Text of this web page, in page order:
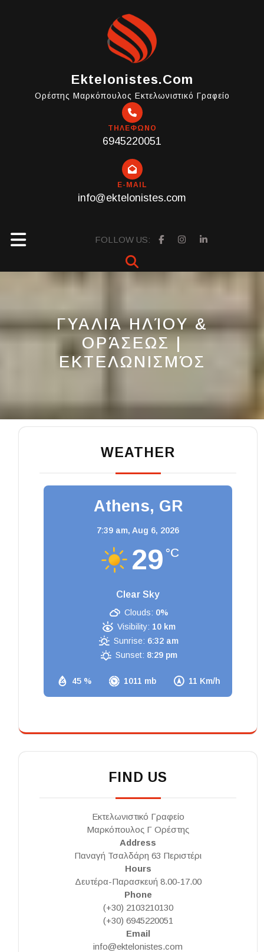
Ektelonistes.com
Ορέστης Μαρκόπουλος Εκτελωνιστικό Γραφείο
ΤΗΛΕΦΩΝΟ
6945220051
E-MAIL
info@ektelonistes.com
Open
FOLLOW US:
ΓΥΑΛΙΆ ΗΛΊΟΥ &
ΟΡΆΣΕΩΣ |
ΕΚΤΕΛΩΝΙΣΜΌΣ
WEATHER
Athens, GR
7:39 am, Aug 6, 2026
29 °C
Clear Sky
45 % 1011 mb 11 Km/h
Clouds: 0%
Visibility: 10 km
Sunrise: 6:32 am
Sunset: 8:29 pm
FIND US
Εκτελωνιστικό Γραφείο
Μαρκόπουλος Γ Ορέστης
Address
Παναγή Τσαλδάρη 63 Περιστέρι
Hours
Δευτέρα-Παρασκευή 8.00-17.00
Phone
(+30) 2103210130
(+30) 6945220051
Email
info@ektelonistes.com